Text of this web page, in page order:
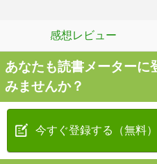
感想レビュー
あなたも読書メーターに
みませんか？
今すぐ登録する（無料）